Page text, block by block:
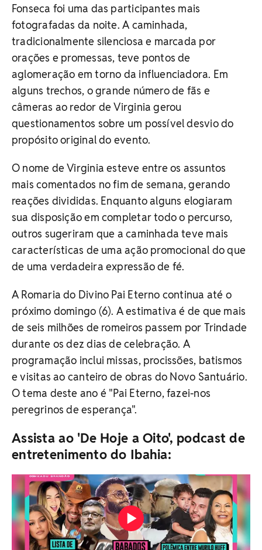
Fonseca foi uma das participantes mais
fotografadas da noite. A caminhada,
tradicionalmente silenciosa e marcada por
orações e promessas, teve pontos de
aglomeração em torno da influenciadora. Em
alguns trechos, o grande número de fãs e
câmeras ao redor de Virginia gerou
questionamentos sobre um possível desvio do
propósito original do evento.
O nome de Virginia esteve entre os assuntos
mais comentados no fim de semana, gerando
reações divididas. Enquanto alguns elogiaram
sua disposição em completar todo o percurso,
outros sugeriram que a caminhada teve mais
características de uma ação promocional do que
de uma verdadeira expressão de fé.
A Romaria do Divino Pai Eterno continua até o
próximo domingo (6). A estimativa é de que mais
de seis milhões de romeiros passem por Trindade
durante os dez dias de celebração. A
programação inclui missas, procissões, batismos
e visitas ao canteiro de obras do Novo Santuário.
O tema deste ano é "Pai Eterno, fazei-nos
peregrinos de esperança".
Assista ao 'De Hoje a Oito', podcast de
entretenimento do Ibahia: